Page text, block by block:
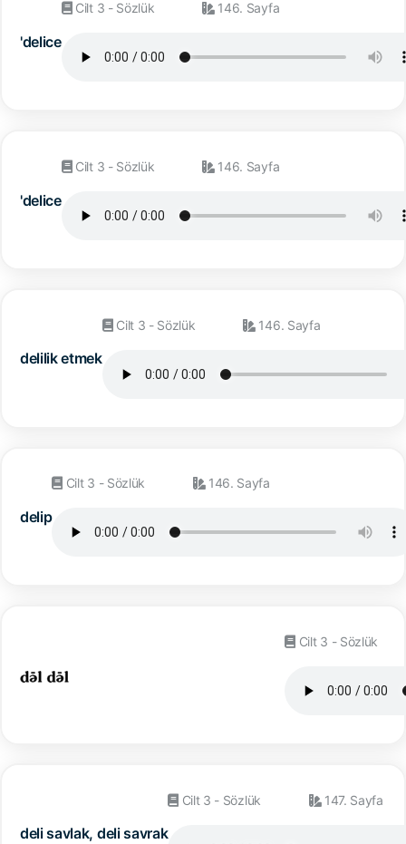
'delice
Cilt 3 - Sözlük 146. Sayfa
'delice
Cilt 3 - Sözlük 146. Sayfa
delilik etmek
Cilt 3 - Sözlük 146. Sayfa
delip
Cilt 3 - Sözlük 146. Sayfa
Cilt 3 - Sözlük
deli savlak, deli savrak
Cilt 3 - Sözlük 147. Sayfa